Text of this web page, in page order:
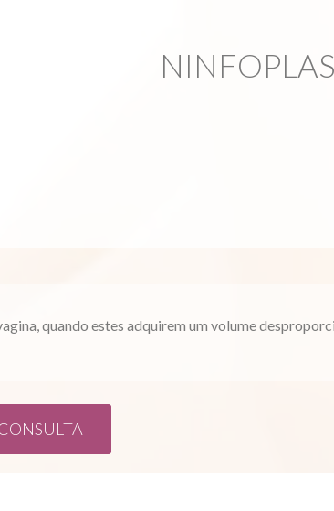
quando estes adquirem um volume